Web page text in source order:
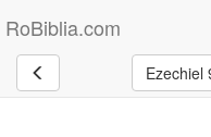
RoBiblia.com
Ezechiel